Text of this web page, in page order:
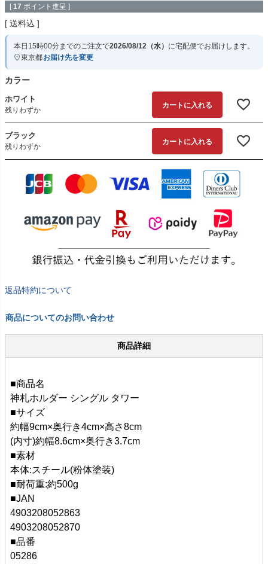
[ 17 ポイント進呈 ]
送料込
本日 15時00分までのご注文で2026/08/12（水） に宅配便でお届けします。
東京都お届け先を変更
カラー
ホワイト
残りわずか
カートに入れる
ブラック
残りわずか
カートに入れる
返品特約について
商品についてのお問い合わせ
商品詳細
■商品名
神札ホルダー シングル タワー
■サイズ
約幅9cm×奥行き4cm×高さ8cm
(内寸)約幅8.6cm×奥行き3.7cm
■素材
本体:スチール(粉体塗装)
■耐荷重:約500g
■JAN
4903208052863
4903208052870
■品番
05286